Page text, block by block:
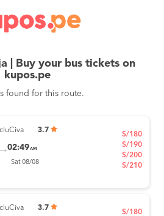
| Buy your bus tickets on
kupos.pe
found for this route.
3.7
02:49AM
Sat 08/08
S/180
S/190
S/200
S/210
3.7
S/180